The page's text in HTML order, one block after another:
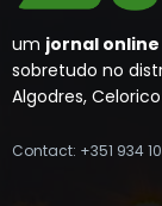
um jornal
sobretudo no
Algodres,
Contact: +351 934